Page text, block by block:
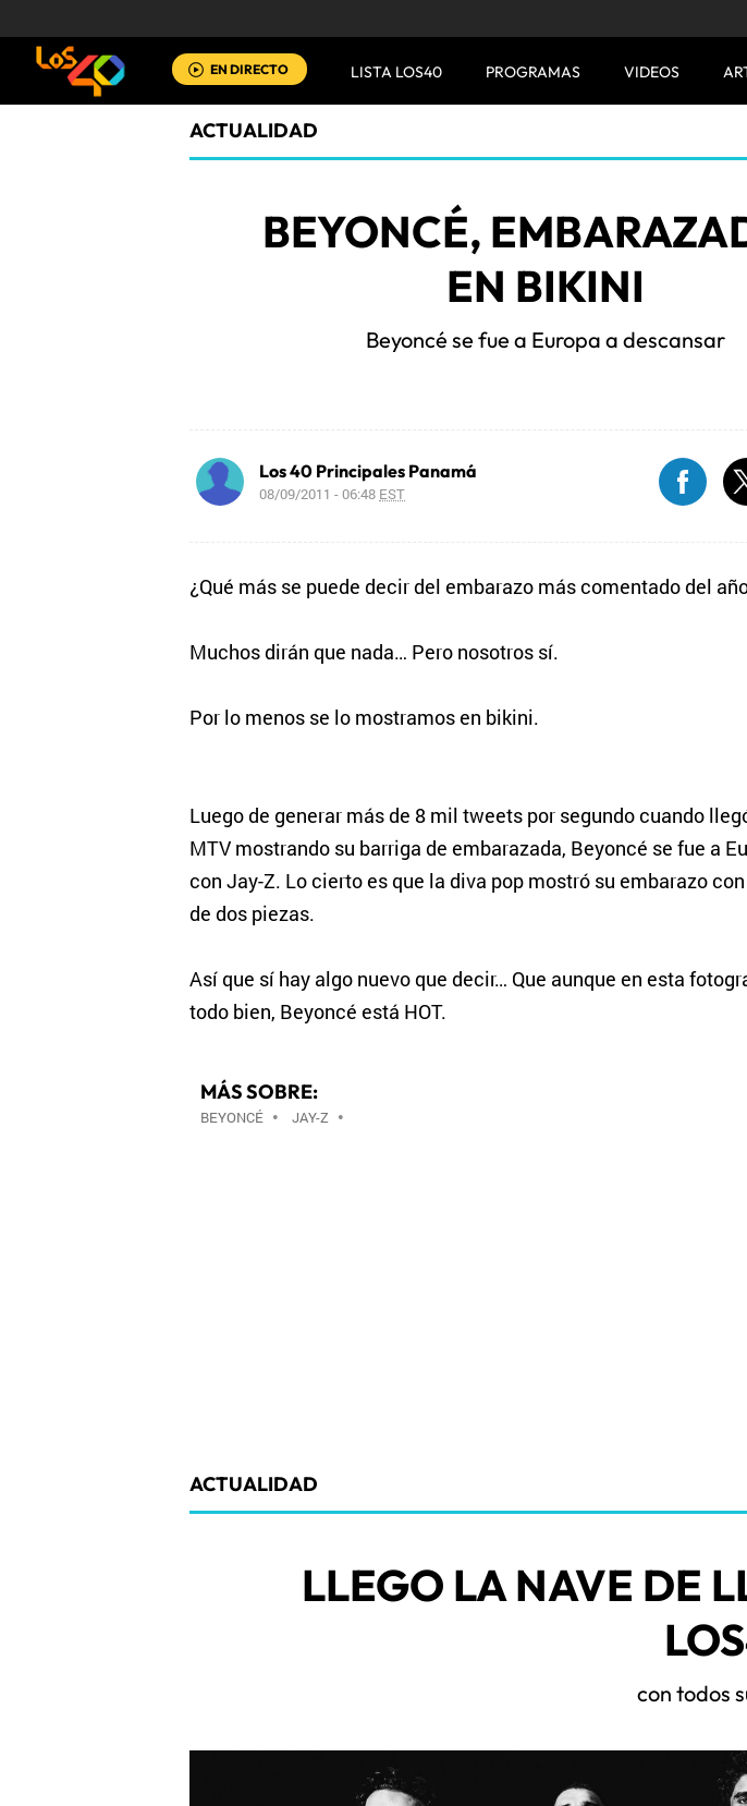
EN DIRECTO LISTA LOS40 PROGRAMAS VIDEOS
ACTUALIDAD
BEYONCÉ,
EN BIKINI
Beyoncé se fue a Europa a descansar
Los 40 Principales Panamá
08/09/2011 - 06:48 EST
¿Qué más se puede decir del embarazo más comentado del
Muchos dirán que nada… Pero nosotros sí.
Por lo menos se lo mostramos en bikini.
Luego de generar más de 8 mil tweets por segundo cuando
MTV mostrando su barriga de embarazada, Beyoncé se fue a
con Jay-Z. Lo cierto es que la diva pop mostró su embarazo
de dos piezas.
Así que sí hay algo nuevo que decir… Que aunque en esta
todo bien, Beyoncé está HOT.
MÁS SOBRE:
BEYONCÉ• JAY-Z •
ACTUALIDAD
LLEGO LA NAVE DE
con todos